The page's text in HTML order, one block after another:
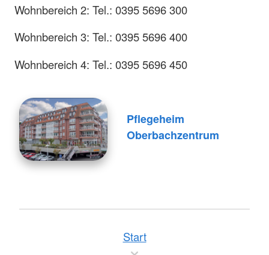
Wohnbereich 2: Tel.: 0395 5696 300
Wohnbereich 3: Tel.: 0395 5696 400
Wohnbereich 4: Tel.: 0395 5696 450
Pflegeheim
Oberbachzentrum
Start